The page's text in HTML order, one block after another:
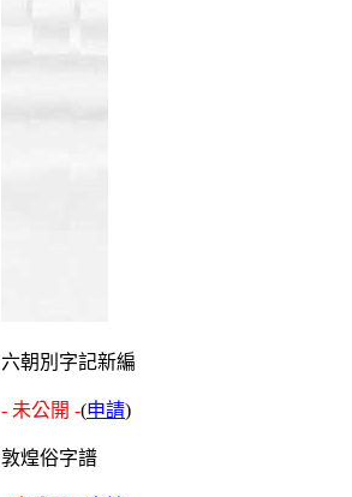
六朝別字記新編
- 未公開 -(申請)
敦煌俗字譜